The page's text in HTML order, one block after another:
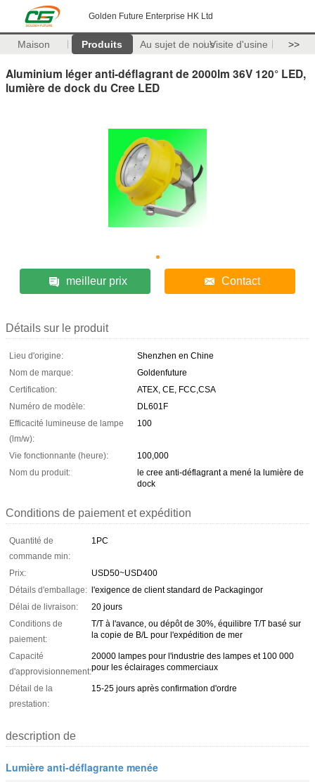
Golden Future Enterprise HK Ltd
Maison Produits Au sujet de nousVisite d'usine >>
Aluminium léger anti-déflagrant de 2000lm 36V 120° LED,
lumière de dock du Cree LED
meilleur prix Contact
Détails sur le produit
Lieu d'origine:
Shenzhen en Chine
Nom de marque:
Goldenfuture
Certification:
ATEX, CE, FCC,CSA
Numéro de modèle:
DL601F
Efficacité lumineuse de lampe
(lm/w):
100
Vie fonctionnante (heure):
100,000
Nom du produit:
le cree anti-déflagrant a mené la lumière de
dock
Conditions de paiement et expédition
Quantité de
commande min:
1PC
Prix:
USD50~USD400
Détails d'emballage: l'exigence de client standard de Packagingor
Délai de livraison:
20 jours
Conditions de
paiement:
T/T à l'avance, ou dépôt de 30%, équilibre T/T basé sur
la copie de B/L pour l'expédition de mer
Capacité
d'approvisionnement:
20000 lampes pour l'industrie des lampes et 100 000
pour les éclairages commerciaux
Détail de la
prestation:
15-25 jours après confirmation d'ordre
description de
Lumière anti-déflagrante menée